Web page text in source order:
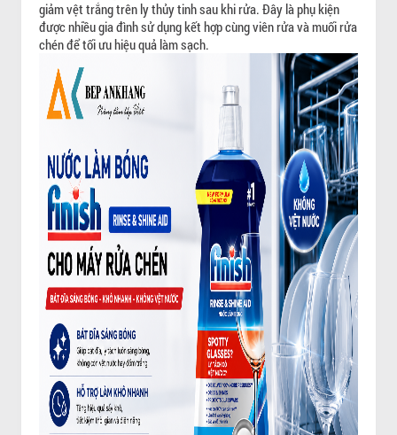
giảm vệt trắng trên ly thủy tinh sau khi rửa. Đây là phụ kiện
được nhiều gia đình sử dụng kết hợp cùng viên rửa và muối rửa
chén để tối ưu hiệu quả làm sạch.